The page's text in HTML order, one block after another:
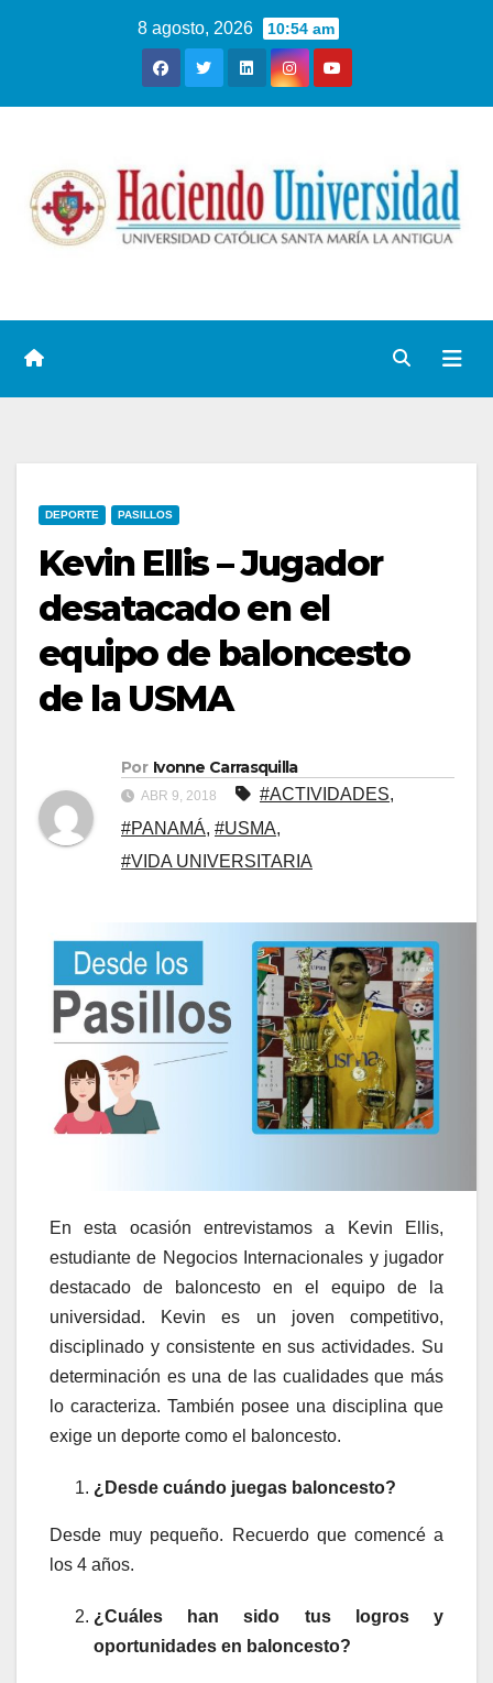
8 agosto, 2026 10:54 am
DEPORTE PASILLOS
Kevin Ellis – Jugador
desatacado en el
equipo de baloncesto
de la USMA
Por Ivonne Carrasquilla
ABR 9, 2018 #ACTIVIDADES,
#PANAMÁ, #USMA,
#VIDA UNIVERSITARIA
En esta ocasión entrevistamos a Kevin Ellis,
estudiante de Negocios Internacionales y jugador
destacado de baloncesto en el equipo de la
universidad. Kevin es un joven competitivo,
disciplinado y consistente en sus actividades. Su
determinación es una de las cualidades que más
lo caracteriza. También posee una disciplina que
exige un deporte como el baloncesto.
¿Desde cuándo juegas baloncesto?
Desde muy pequeño. Recuerdo que comencé a
los 4 años.
¿Cuáles han sido tus logros y
oportunidades en baloncesto?